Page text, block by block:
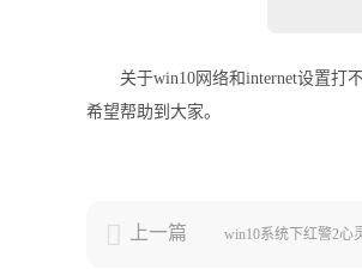
关于win10网络和internet设置打
希望帮助到大家。
上一篇